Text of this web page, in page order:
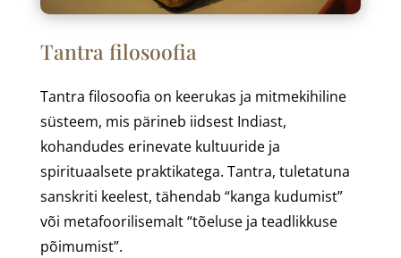
Tantra filosoofia
Tantra filosoofia on keerukas ja mitmekihiline
süsteem, mis pärineb iidsest Indiast,
kohandudes erinevate kultuuride ja
spirituaalsete praktikatega. Tantra, tuletatuna
sanskriti keelest, tähendab “kanga kudumist”
või metafoorilisemalt “tõeluse ja teadlikkuse
põimumist”.